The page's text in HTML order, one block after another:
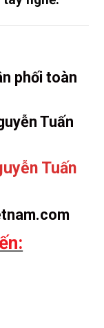
phối toàn
Tuấn
Tuấn